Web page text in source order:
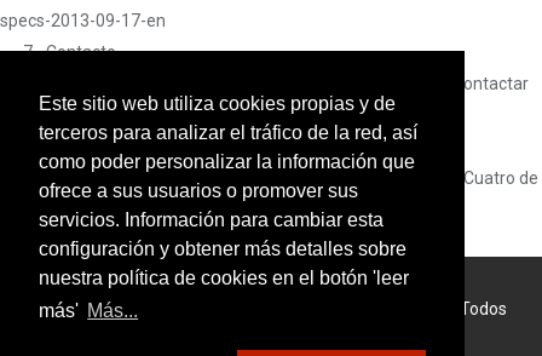
Este sitio web utiliza cookies propias y de
terceros para analizar el tráfico de la red, así
como poder personalizar la información que
ofrece a sus usuarios o promover sus
servicios. Información para cambiar esta
configuración y obtener más detalles sobre
nuestra política de cookies en el botón 'leer
más' Más...
specs-2013-09-17-en
7.- Contacto
Para cualquier aclaración, incidencia o reclamación, puedes contactar
con nosotros mediante:
E-mail: hola @ 6am.es
Dirección postal: 6AM SOLUCIONES INFORMATICAS SL. Calle Cuatro de
Agosto, 15 50003 Zaragoza
© 2026 6AM - Empresa de Hosting en Zaragoza (España)
Todos